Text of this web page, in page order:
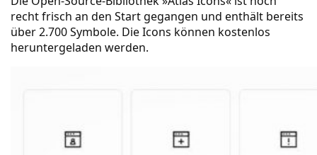
recht frisch an den Start gegangen und enthält bereits
über 2.700 Symbole. Die Icons können kostenlos
heruntergeladen werden.